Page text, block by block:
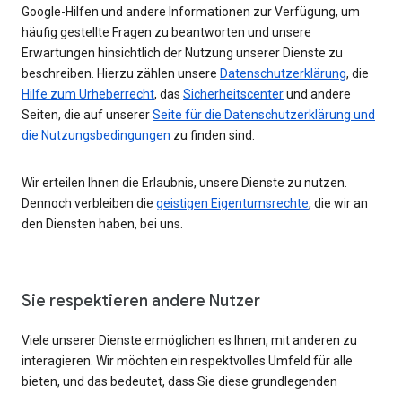
Google-Hilfen und andere Informationen zur Verfügung, um
häufig gestellte Fragen zu beantworten und unsere
Erwartungen hinsichtlich der Nutzung unserer Dienste zu
beschreiben. Hierzu zählen unsere Datenschutzerklärung, die
Hilfe zum Urheberrecht, das Sicherheitscenterund andere
Seiten, die auf unsererSeite für die Datenschutzerklärung und
die Nutzungsbedingungen zu finden sind.
Wir erteilen Ihnen die Erlaubnis, unsere Dienste zu nutzen.
Dennoch verbleiben die geistigen Eigentumsrechte, die wir an
den Diensten haben, bei uns.
Sie respektieren andere Nutzer
Viele unserer Dienste ermöglichen es Ihnen, mit anderen zu
interagieren. Wir möchten ein respektvolles Umfeld für alle
bieten, und das bedeutet, dass Sie diese grundlegenden